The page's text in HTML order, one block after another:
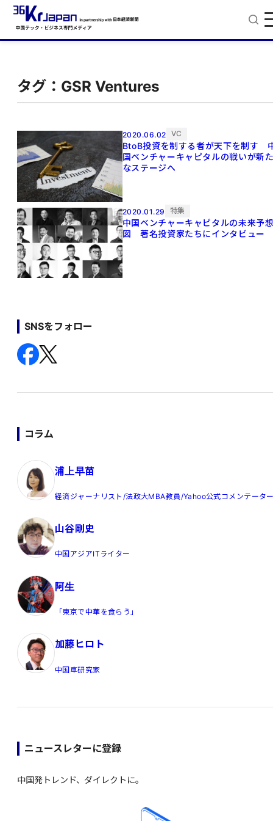
タグ：GSR Ventures
2020.06.02 VC
BtoB投資を制する者が天下を制す
国ベンチャーキャピタルの戦いが新
なステージへ
2020.01.29 特集
中国ベンチャーキャピタルの未来予
図 著名投資家たちにインタビュ
SNSをフォロー
コラム
浦上早苗
経済ジャーナリスト/法政大MBA教員/Yahoo公式コメンテータ
山谷剛史
中国アジアITライター
阿生
「東京で中華を食らう」
加藤ヒロト
中国車研究家
ニュースレターに登録
中国発トレンド、ダイレクトに。